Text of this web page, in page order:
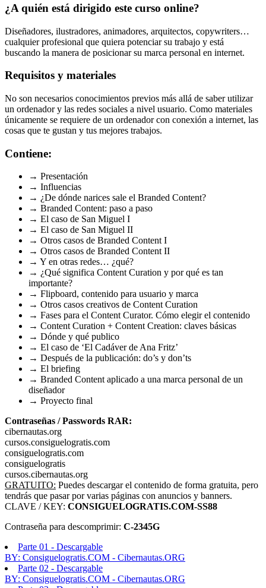
¿A quién está dirigido este curso online?
Diseñadores, ilustradores, animadores, arquitectos, copywriters…
cualquier profesional que quiera potenciar su trabajo y está
buscando la manera de posicionar su marca personal en internet.
Requisitos y materiales
No son necesarios conocimientos previos más allá de saber utilizar
un ordenador y las redes sociales a nivel usuario. Como materiales
únicamente se requiere de un ordenador con conexión a internet, las
cosas que te gustan y tus mejores trabajos.
Contiene:
→ Presentación
→ Influencias
→ ¿De dónde narices sale el Branded Content?
→ Branded Content: paso a paso
→ El caso de San Miguel I
→ El caso de San Miguel II
→ Otros casos de Branded Content I
→ Otros casos de Branded Content II
→ Y en otras redes… ¿qué?
→ ¿Qué significa Content Curation y por qué es tan
importante?
→ Flipboard, contenido para usuario y marca
→ Otros casos creativos de Content Curation
→ Fases para el Content Curator. Cómo elegir el contenido
→ Content Curation + Content Creation: claves básicas
→ Dónde y qué publico
→ El caso de ‘El Cadáver de Ana Fritz’
→ Después de la publicación: do’s y don’ts
→ El briefing
→ Branded Content aplicado a una marca personal de un
diseñador
→ Proyecto final
Contraseñas / Passwords RAR:
cibernautas.org
cursos.consiguelogratis.com
consiguelogratis.com
consiguelogratis
cursos.cibernautas.org
GRATUITO: Puedes descargar el contenido de forma gratuita, pero
tendrás que pasar por varias páginas con anuncios y banners.
CLAVE / KEY: CONSIGUELOGRATIS.COM-SS88
Contraseña para descomprimir: C-2345G
Parte 01 - Descargable
BY: Consiguelogratis.COM - Cibernautas.ORG
Parte 02 - Descargable
BY: Consiguelogratis.COM - Cibernautas.ORG